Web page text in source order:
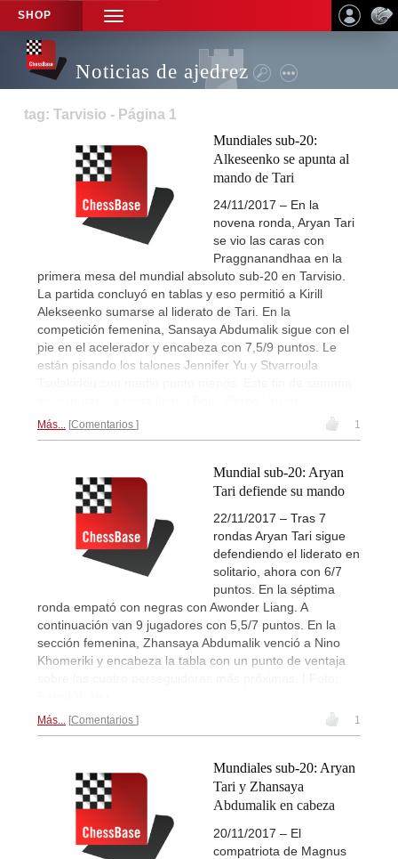
SHOP
TOGGLE
NAVIGATION
Noticias de ajedrez
tag: Tarvisio - Página 1
Mundiales sub-20:
Alkeseenko se apunta al
mando de Tari
24/11/2017 – En la
novena ronda, Aryan Tari
se vio las caras con
Praggnanandhaa en la
primera mesa del mundial absoluto sub-20 en Tarvisio.
La partida concluyó en tablas y eso permitió a Kirill
Alekseenko sumarse al liderato de Tari. En la
competición femenina, Sansaya Abdumalik sigue con el
pie en el acelerador y encabeza con 7,5/9 puntos. Le
están pisando los talones Jennifer Yu y Stvarroula
Más... Comentarios 1
Mundial sub-20: Aryan
Tari defiende su mando
22/11/2017 – Tras 7
rondas Aryan Tari sigue
defendiendo el liderato en
solitario, ahora con 6/7
puntos. En la séptima
ronda empató con negras con Awonder Liang. A
continuación van 9 jugadores con 5,5/7 puntos. En la
sección femenina, Zhansaya Abdumalik venció a Nino
Khomeriki y encabeza la tabla con un punto de ventaja
Más... Comentarios 1
Mundiales sub-20: Aryan
Tari y Zhansaya
Abdumalik en cabeza
20/11/2017 – El
compatriota de Magnus